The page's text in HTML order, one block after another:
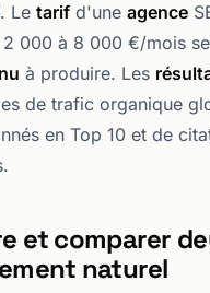
Le tarif d'une agence
000 à 8 000 €/mois
à produire. Les
de trafic organique
en Top 10 et de
et comparer
naturel